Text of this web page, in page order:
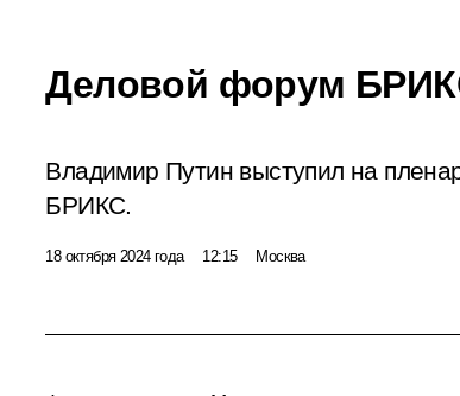
Деловой форум
Владимир Путин выступил на
БРИКС.
18 октября 2024 года 12:15 Москва